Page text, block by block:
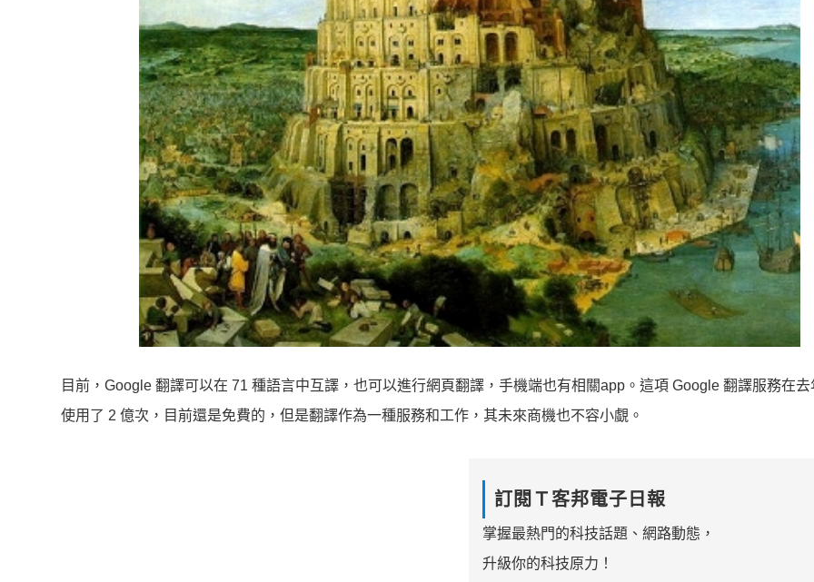
目前，Google 翻譯可以在 71 種語言中互譯，也可以進行網頁翻譯，手機端也有相關app。這項 Google 翻譯服務在
使用了 2 億次，目前還是免費的，但是翻譯作為一種服務和工作，其未來商機也不容小覷。
訂閱Ｔ客邦電子日報
掌握最熱門的科技話題、網路動態，
升級你的科技原力！